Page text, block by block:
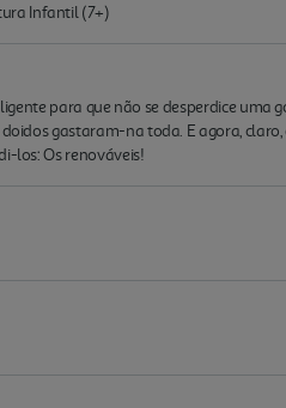
Infantil (7+)
para que não se desperdice uma
gastaram-na toda. E agora,
los: Os renováveis!